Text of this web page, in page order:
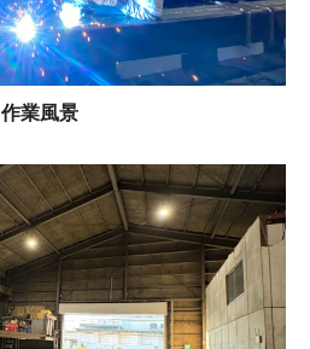
作業風景